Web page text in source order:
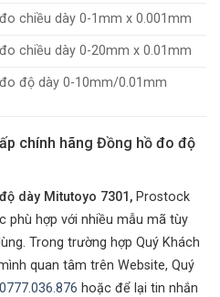
chiều dày 0-1mm x 0.001mm
chiều dày 0-20mm x 0.01mm
độ dày 0-10mm/0.01mm
chính hãng Đồng hồ đo độ
dày Mitutoyo 7301, Prostock
phù hợp với nhiều mẫu mã tùy
Trong trường hợp Quý Khách
quan tâm trên Website, Quý
0777.036.876 hoặc để lại tin nhắn